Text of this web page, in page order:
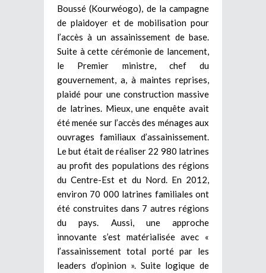
Boussé (Kourwéogo), de la campagne
de plaidoyer et de mobilisation pour
l’accès à un assainissement de base.
Suite à cette cérémonie de lancement,
le Premier ministre, chef du
gouvernement, a, à maintes reprises,
plaidé pour une construction massive
de latrines. Mieux, une enquête avait
été menée sur l’accès des ménages aux
ouvrages familiaux d’assainissement.
Le but était de réaliser 22 980 latrines
au profit des populations des régions
du Centre-Est et du Nord. En 2012,
environ 70 000 latrines familiales ont
été construites dans 7 autres régions
du pays. Aussi, une approche
innovante s’est matérialisée avec «
l’assainissement total porté par les
leaders d’opinion ». Suite logique de